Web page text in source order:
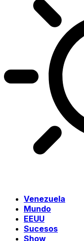
Venezuela
Mundo
EEUU
Sucesos
Show